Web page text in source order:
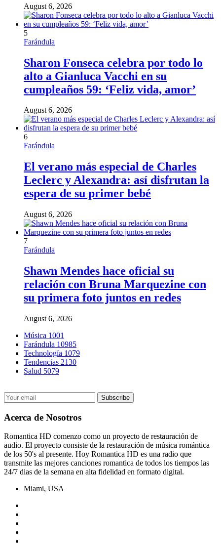
August 6, 2026
5
Farándula
Sharon Fonseca celebra por todo lo
alto a Gianluca Vacchi en su
cumpleaños 59: ‘Feliz vida, amor’
August 6, 2026
6
Farándula
El verano más especial de Charles
Leclerc y Alexandra: así disfrutan la
espera de su primer bebé
August 6, 2026
7
Farándula
Shawn Mendes hace oficial su
relación con Bruna Marquezine con
su primera foto juntos en redes
August 6, 2026
Música 1001
Farándula 10985
Technología 1079
Tendencias 2130
Salud 5079
Acerca de Nosotros
Romantica HD comenzo como un proyecto de restauración de
audio. El proyecto consiste de la restauración de música romántica
de los 50's al presente. Hoy Romantica HD es una radio que
transmite las mejores canciones romantica de todos los tiempos las
24/7 dias de la semana en alta fidelidad en formato digital.
Miami, USA